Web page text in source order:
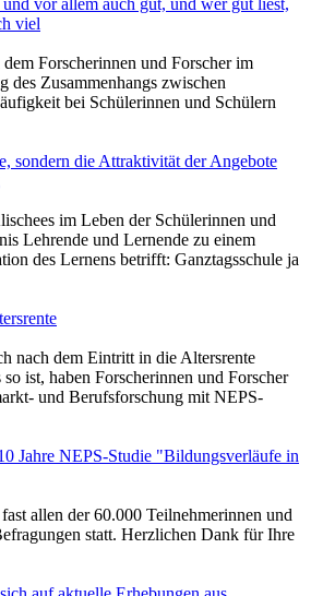
vor allem auch gut, und wer gut liest,
viel
Forscherinnen und Forscher im
des Zusammenhangs zwischen
bei Schülerinnen und Schülern
sondern die Attraktivität der Angebote
im Leben der Schülerinnen und
Lehrende und Lernende zu einem
des Lernens betrifft: Ganztagsschule ja
nach dem Eintritt in die Altersrente
ist, haben Forscherinnen und Forscher
und Berufsforschung mit NEPS-
Jahre NEPS-Studie "Bildungsverläufe in
allen der 60.000 Teilnehmerinnen und
statt. Herzlichen Dank für Ihre